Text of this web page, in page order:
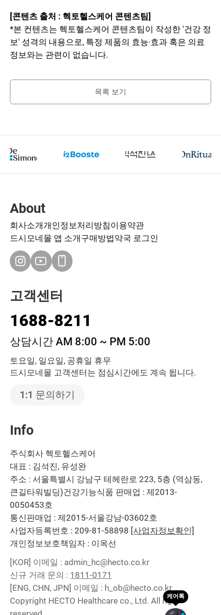
[콘텐츠 출처 : 헥토헬스케어 콘텐츠팀]
*본 컨텐츠는 헥토헬스케어 콘텐츠팀이 작성한 '건강 정
보' 성격의 내용으로, 특정 제품의 효능·효과 혹은 의료
정보와는 관련이 없습니다.
목록 보기
About
회사소개개인정보처리방침이용약관
드시모네몰 앱 소개구매방법약국 로그인
고객센터
1688-8211
상담시간 AM 8:00 ~ PM 5:00
토요일, 일요일, 공휴일 휴무
드시모네몰 고객센터는 점심시간에도 계속 됩니다.
1:1 문의하기
Info
주식회사 헥토헬스케어
대표 : 김석진, 유성완
주소 : 서울특별시 강남구 테헤란로 223, 5층 (역삼동,
큰길타워빌딩)건강기능식품 판매업 : 제2013-
0050453호
통신판매업 : 제2015-서울강남-03602호
사업자등록번호 : 209-81-58898 [사업자정보확인]
개인정보보호책임자 : 이옥선
[KOR] 이메일 : admin_hc@hecto.co.kr
신규 거래 문의 : 1811-0171
[ENG, CHN, JPN] 이메일 : h_ob@hecto.co.kr
Copyright HECTO Healthcare co., Ltd. All right